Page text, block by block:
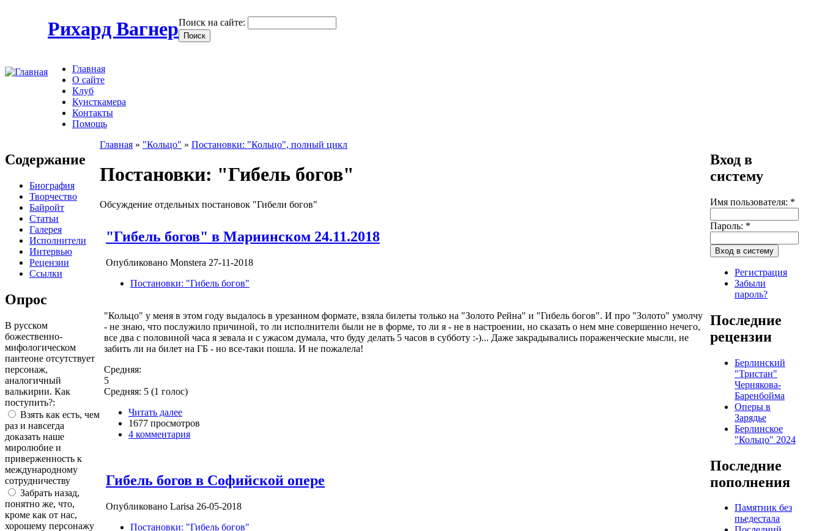
Рихард ВагнерПоиск на сайте:
Главная
О сайте
Клуб
Кунсткамера
Контакты
Помощь
Содержание
Биография
Творчество
Байройт
Статьи
Галерея
Исполнители
Интервью
Рецензии
Ссылки
Опрос
В русском
божественно-
мифологическом
пантеоне отсутствует
персонаж,
аналогичный
валькирии. Как
поступить?:
Взять как есть, чем
раз и навсегда
доказать наше
миролюбие и
приверженность к
международному
сотрудничеству
Забрать назад,
понятно же, что,
кроме как от нас,
хорошему персонажу
Главная » "Кольцо" » Постановки: "Кольцо", полный цикл
Постановки: "Гибель богов"
Обсуждение отдельных постановок "Гибели богов"
"Гибель богов" в Мариинском 24.11.2018
Опубликовано Monstera 27-11-2018
Постановки: "Гибель богов"
"Кольцо" у меня в этом году выдалось в урезанном формате, взяла билеты только на "Золото Рейна" и "Гибель богов". И про "Золото" умолчу
- не знаю, что послужило причиной, то ли исполнители были не в форме, то ли я - не в настроении, но сказать о нем мне совершенно нечего,
все два с половиной часа я зевала и с ужасом думала, что буду делать 5 часов в субботу :-)... Даже закрадывались пораженческие мысли, не
забить ли на билет на ГБ - но все-таки пошла. И не пожалела!
Средняя:
5
Средняя: 5 (1 голос)
Читать далее
1677 просмотров
4 комментария
Гибель богов в Софийской опере
Опубликовано Larisa 26-05-2018
Постановки: "Гибель богов"
Вход в
систему
Имя пользователя: *
Пароль: *
Регистрация
Забыли
пароль?
Последние
рецензии
Берлинский
"Тристан"
Чернякова-
Баренбойма
Оперы в
Зарядье
Берлинское
"Кольцо" 2024
Последние
пополнения
Памятник без
пьедестала